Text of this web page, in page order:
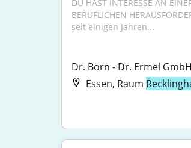
DU HAST INTERESSE AN
BERUFLICHEN
seit einigen Jahren...
Dr. Born - Dr. Ermel GmbH
Essen, Raum